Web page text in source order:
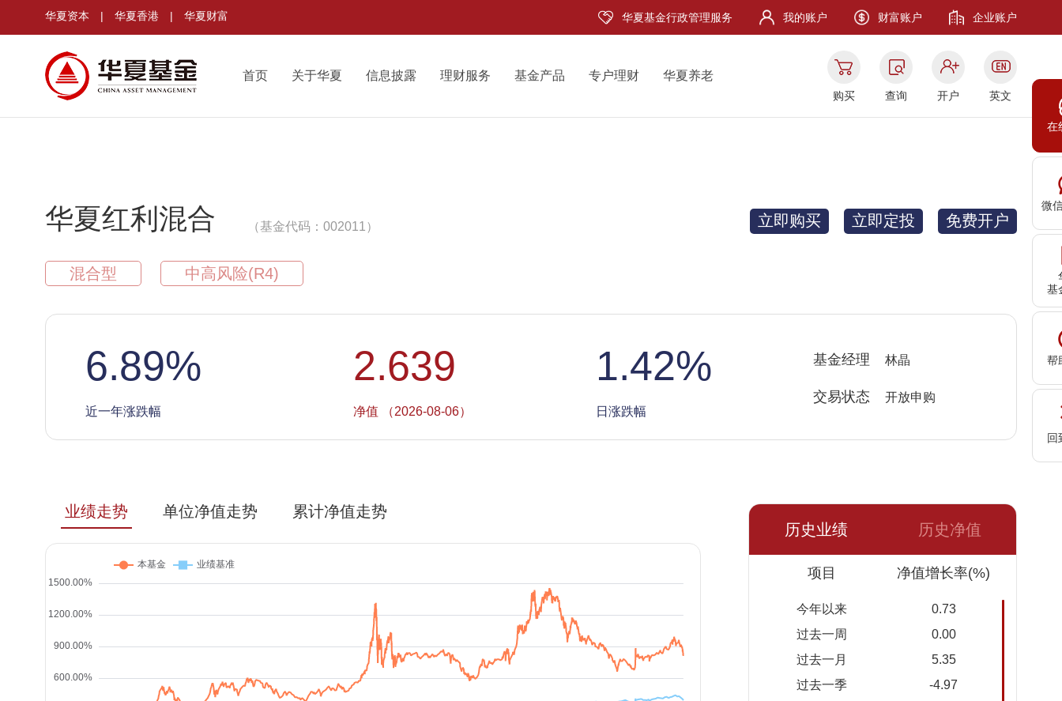
在
微
基
帮
回
华夏资本 | 华夏香港 | 华夏财富 华夏基金行政管理服务 我的账户 财富账户 企业账户
首页 关于华夏 信息披露 理财服务 基金产品 专户理财 华夏养老
购买 查询 开户 英文
华夏红利混合 （基金代码：002011）
混合型 中高风险(R4)
立即购买 立即定投 免费开户
6.89%
近一年涨跌幅
2.639
净值 （2026-08-06）
1.42%
日涨跌幅
基金经理 林晶
交易状态 开放申购
业绩走势 单位净值走势
累计净值走势
历史业绩
历史净值
项目 净值增长率(%)
今年以来
0.73
过去一周
0.00
过去一月
5.35
过去一季
-4.97
净值
2026-
2.639
08-05